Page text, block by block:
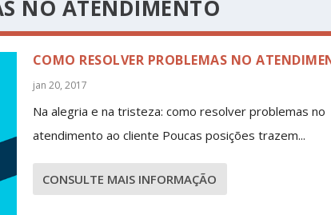
NO ATENDIMENTO
COMO RESOLVER PROBLEMAS NO
jan 20, 2017
Na alegria e na tristeza: como resolver problemas no
atendimento ao cliente Poucas posições trazem...
CONSULTE MAIS INFORMAÇÃO